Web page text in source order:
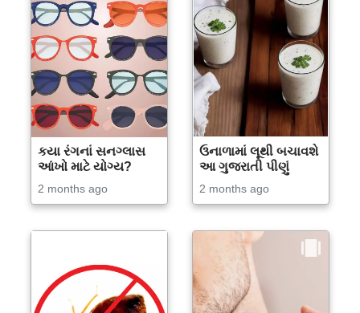
કયા રંગનાં સનગ્લાસ
આંખો માટે યોગ્ય?
2 months ago
ઉનાળામાં લૂથી બચાવશે
આ ગુજરાતી પીણું
2 months ago